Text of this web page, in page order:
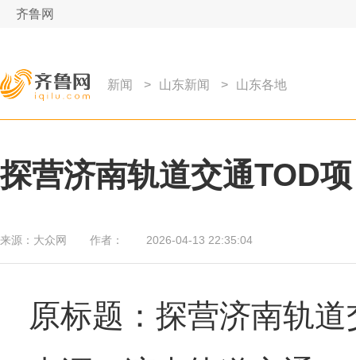
齐鲁网
新闻 > 山东新闻 > 山东各地
探营济南轨道交通TOD
来源： 大众网 作者： 2026-04-13 22:35:04
原标题：探营济南轨